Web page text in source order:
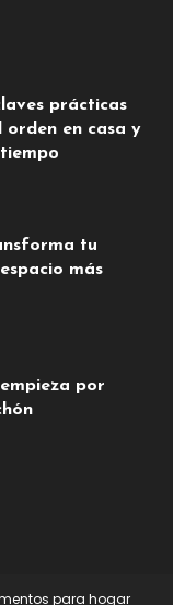
prácticas
en casa y
tu
más
por
para hogar